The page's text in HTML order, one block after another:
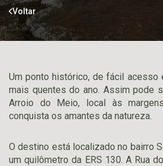
Voltar
Um ponto histórico, de fácil acesso
mais quentes do ano. Assim pode
Arroio do Meio, local às
conquista os amantes da natureza.
O destino está localizado no bairro
um quilômetro da ERS 130. A Rua